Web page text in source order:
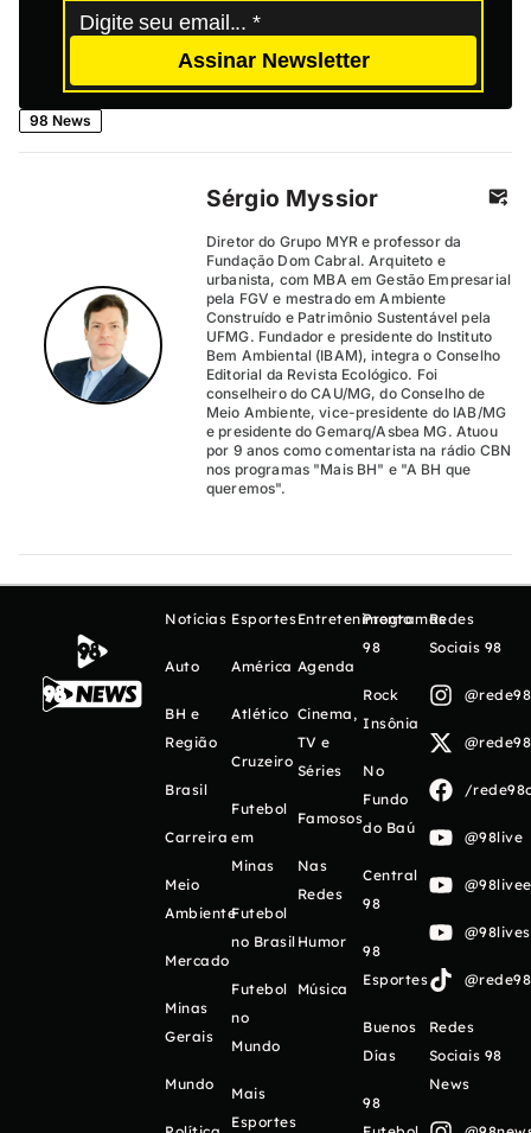
Assinar Newsletter
98 News
Sérgio Myssior
Diretor do Grupo MYR e professor da
Fundação Dom Cabral. Arquiteto e
urbanista, com MBA em Gestão Empresarial
pela FGV e mestrado em Ambiente
Construído e Patrimônio Sustentável pela
UFMG. Fundador e presidente do Instituto
Bem Ambiental (IBAM), integra o Conselho
Editorial da Revista Ecológico. Foi
conselheiro do CAU/MG, do Conselho de
Meio Ambiente, vice-presidente do IAB/MG
e presidente do Gemarq/Asbea MG. Atuou
por 9 anos como comentarista na rádio CBN
nos programas "Mais BH" e "A BH que
queremos".
Notícias
Auto
BH e
Região
Brasil
Carreira
Meio
Ambiente
Mercado
Minas
Gerais
Mundo
Esportes
América
Atlético
Cruzeiro
Futebol
em
Minas
Futebol
no Brasil
Futebol
no
Mundo
Mais
Esportes
Entretenimento
Agenda
Cinema,
TV e
Séries
Famosos
Nas
Redes
Humor
Música
Programas
98
Rock
Insônia
No
Fundo
do Baú
Central
98
98
Esportes
Buenos
Días
98
Redes
Sociais 98
/
@98live
Redes
Sociais 98
News